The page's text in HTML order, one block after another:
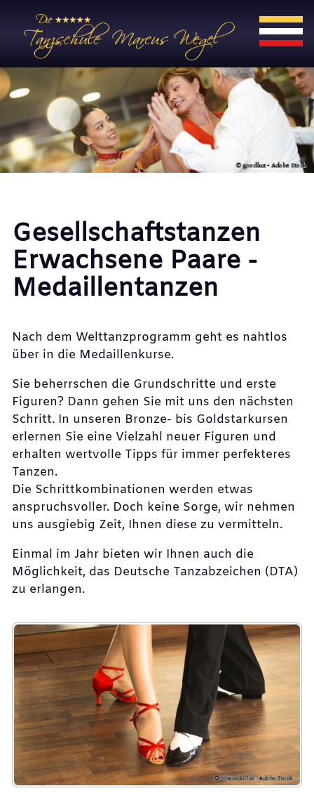
Gesellschaftstanzen
Erwachsene Paare -
Medaillentanzen
Nach dem Welttanzprogramm geht es nahtlos
über in die Medaillenkurse.
Sie beherrschen die Grundschritte und erste
Figuren? Dann gehen Sie mit uns den nächsten
Schritt. In unseren Bronze- bis Goldstarkursen
erlernen Sie eine Vielzahl neuer Figuren und
erhalten wertvolle Tipps für immer perfekteres
Tanzen.
Die Schrittkombinationen werden etwas
anspruchsvoller. Doch keine Sorge, wir nehmen
uns ausgiebig Zeit, Ihnen diese zu vermitteln.
Einmal im Jahr bieten wir Ihnen auch die
Möglichkeit, das Deutsche Tanzabzeichen (DTA)
zu erlangen.